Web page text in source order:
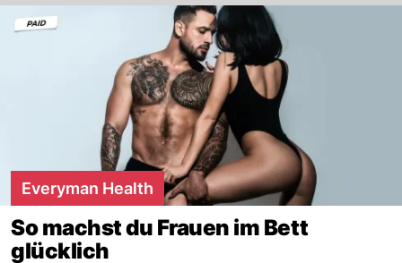
Everyman Health
So machst du Frauen im Bett
glücklich